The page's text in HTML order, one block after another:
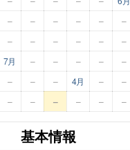
–
– – – – –
– – – – –
–
7月
– – – – –
– – – 4月 –
–
–
– – – – –
基本情報